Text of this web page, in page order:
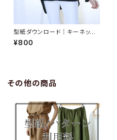
型紙ダウンロード｜キーネック
キャンディスリーブシャツ/フリー
サイズ【A4判】
¥800
その他の商品